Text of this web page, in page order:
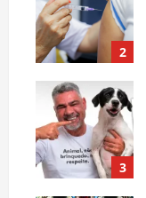
2
3